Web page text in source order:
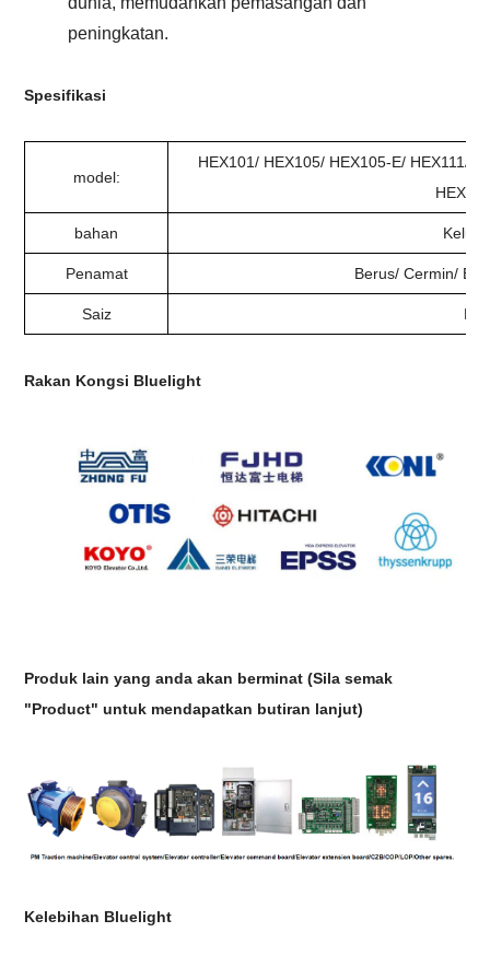
peningkatan.
Spesifikasi
model:
HEX101/ HEX105/ HEX105-E/ HEX111/
bahan Keluli
Penamat Berus/ Cermin/
Saiz
Rakan Kongsi Bluelight
Produk lain yang anda akan berminat (Sila semak
"Product" untuk mendapatkan butiran lanjut)
Kelebihan Bluelight